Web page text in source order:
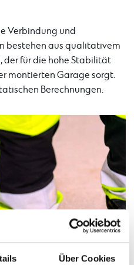
Über Cookies
Verbindung und
bestehen aus qualitativem
der für die hohe Stabilität
montierten Garage sorgt.
Berechnungen.